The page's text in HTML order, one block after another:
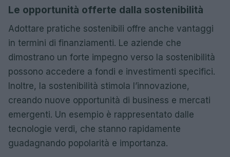
Le opportunità offerte dalla sostenibilità
Adottare pratiche sostenibili offre anche vantaggi
in termini di finanziamenti. Le aziende che
dimostrano un forte impegno verso la sostenibilità
possono accedere a fondi e investimenti specifici.
Inoltre, la sostenibilità stimola l’innovazione,
creando nuove opportunità di business e mercati
emergenti. Un esempio è rappresentato dalle
tecnologie verdi, che stanno rapidamente
guadagnando popolarità e importanza.